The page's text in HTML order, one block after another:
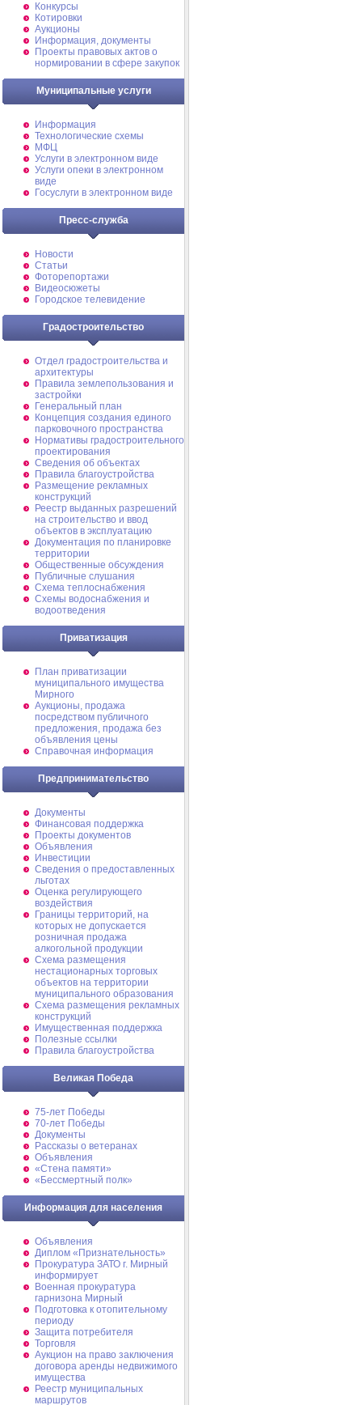
Конкурсы
Котировки
Аукционы
Информация, документы
Проекты правовых актов о
нормировании в сфере закупок
Муниципальные услуги
Информация
Технологические схемы
МФЦ
Услуги в электронном виде
Услуги опеки в электронном
виде
Госуслуги в электронном виде
Пресс-служба
Новости
Статьи
Фоторепортажи
Видеосюжеты
Городское телевидение
Градостроительство
Отдел градостроительства и
архитектуры
Правила землепользования и
застройки
Генеральный план
Концепция создания единого
парковочного пространства
Нормативы градостроительного
проектирования
Сведения об объектах
Правила благоустройства
Размещение рекламных
конструкций
Реестр выданных разрешений
на строительство и ввод
объектов в эксплуатацию
Документация по планировке
территории
Общественные обсуждения
Публичные слушания
Схема теплоснабжения
Схемы водоснабжения и
водоотведения
Приватизация
План приватизации
муниципального имущества
Мирного
Аукционы, продажа
посредством публичного
предложения, продажа без
объявления цены
Справочная информация
Предпринимательство
Документы
Финансовая поддержка
Проекты документов
Объявления
Инвестиции
Сведения о предоставленных
льготах
Оценка регулирующего
воздействия
Границы территорий, на
которых не допускается
розничная продажа
алкогольной продукции
Схема размещения
нестационарных торговых
объектов на территории
муниципального образования
Схема размещения рекламных
конструкций
Имущественная поддержка
Полезные ссылки
Правила благоустройства
Великая Победа
75-лет Победы
70-лет Победы
Документы
Рассказы о ветеранах
Объявления
«Стена памяти»
«Бессмертный полк»
Информация для населения
Объявления
Диплом «Признательность»
Прокуратура ЗАТО г. Мирный
информирует
Военная прокуратура
гарнизона Мирный
Подготовка к отопительному
периоду
Защита потребителя
Торговля
Аукцион на право заключения
договора аренды недвижимого
имущества
Реестр муниципальных
маршрутов